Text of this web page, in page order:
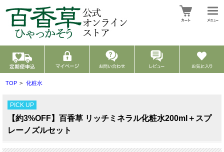
TOP > 化粧水
PICK UP
【約3%OFF】百香草 リッチミネラル化粧水200ml＋スプ
レーノズルセット